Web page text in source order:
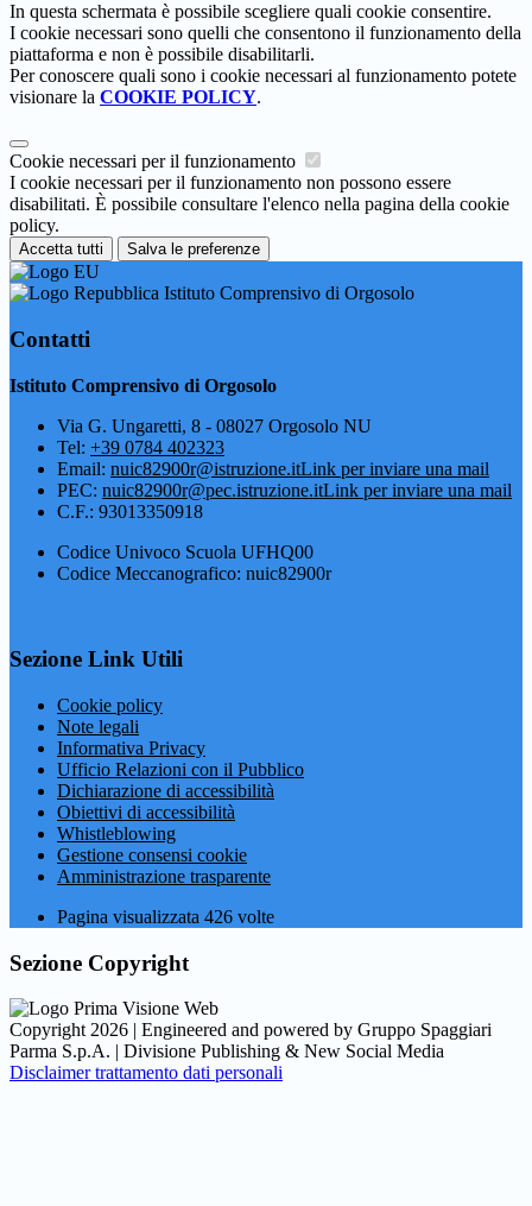
In questa schermata è possibile scegliere quali cookie consentire.
I cookie necessari sono quelli che consentono il funzionamento della
piattaforma e non è possibile disabilitarli.
Per conoscere quali sono i cookie necessari al funzionamento potete
visionare la COOKIE POLICY.
Cookie necessari per il funzionamento
I cookie necessari per il funzionamento non possono essere
disabilitati. È possibile consultare l'elenco nella pagina della cookie
policy.
Accetta tutti Salva le preferenze
Istituto Comprensivo di Orgosolo
Contatti
Istituto Comprensivo di Orgosolo
Via G. Ungaretti, 8 - 08027 Orgosolo NU
Tel: +39 0784 402323
Email: nuic82900r@istruzione.itLink per inviare una mail
PEC: nuic82900r@pec.istruzione.itLink per inviare una mail
C.F.: 93013350918
Codice Univoco Scuola UFHQ00
Codice Meccanografico: nuic82900r
Sezione Link Utili
Cookie policy
Note legali
Informativa Privacy
Ufficio Relazioni con il Pubblico
Dichiarazione di accessibilità
Obiettivi di accessibilità
Whistleblowing
Gestione consensi cookie
Amministrazione trasparente
Pagina visualizzata 426 volte
Sezione Copyright
Copyright 2026 | Engineered and powered by Gruppo Spaggiari
Parma S.p.A. | Divisione Publishing & New Social Media
Disclaimer trattamento dati personali